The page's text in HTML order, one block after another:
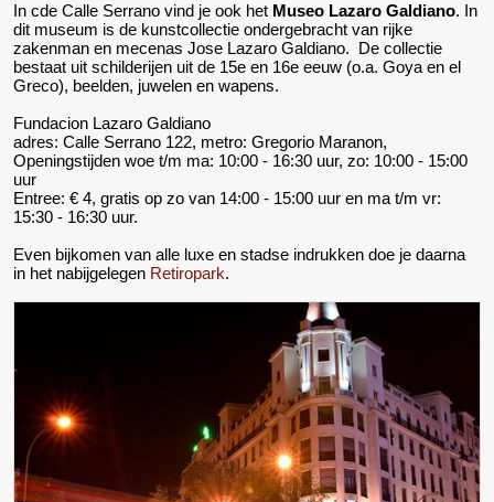
In cde Calle Serrano vind je ook het Museo Lazaro Galdiano. In
dit museum is de kunstcollectie ondergebracht van rijke
zakenman en mecenas Jose Lazaro Galdiano. De collectie
bestaat uit schilderijen uit de 15e en 16e eeuw (o.a. Goya en el
Greco), beelden, juwelen en wapens.
Fundacion Lazaro Galdiano
adres: Calle Serrano 122, metro: Gregorio Maranon,
Openingstijden woe t/m ma: 10:00 - 16:30 uur, zo: 10:00 - 15:00
uur
Entree: € 4, gratis op zo van 14:00 - 15:00 uur en ma t/m vr:
15:30 - 16:30 uur.
Even bijkomen van alle luxe en stadse indrukken doe je daarna
in het nabijgelegen Retiropark.